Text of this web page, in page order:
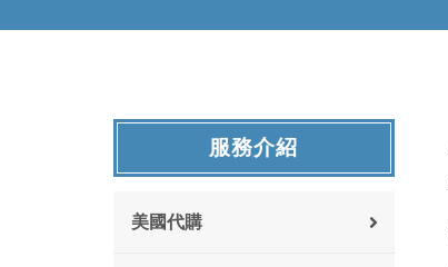
服務介紹
美國代購